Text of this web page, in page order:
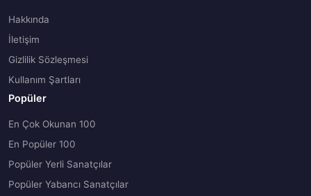
Hakkında
İletişim
Gizlilik Sözleşmesi
Kullanım Şartları
Popüler
En Çok Okunan 100
En Popüler 100
Popüler Yerli Sanatçılar
Popüler Yabancı Sanatçılar